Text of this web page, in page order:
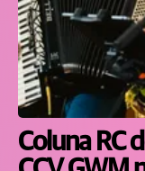
Coluna RC